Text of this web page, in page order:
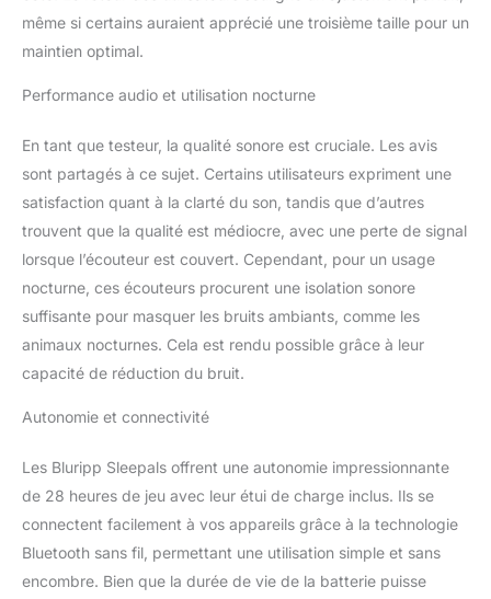
dans l'oreille et résistent
à la transpiration
branchés dans les
réduisent le bruit ambiant
jusqu'à 28 dB. Avec le
streaming de votre
smartphone, ces
écouteurs bloquent
joliment les sons et les
cristallin : équipés de
pilotes de 5 mm et d'une
impédance de 160 hms,
méditations, la musique
et bien plus encore Étui
de chargement facile à
transporter : profitez de
jusqu'à 4,5 heures de
lecture continue sur une
même si certains auraient apprécié une troisième taille pour un
maintien optimal.
Performance audio et utilisation nocturne
En tant que testeur, la qualité sonore est cruciale. Les avis
sont partagés à ce sujet. Certains utilisateurs expriment une
satisfaction quant à la clarté du son, tandis que d’autres
trouvent que la qualité est médiocre, avec une perte de signal
lorsque l’écouteur est couvert. Cependant, pour un usage
nocturne, ces écouteurs procurent une isolation sonore
suffisante pour masquer les bruits ambiants, comme les
animaux nocturnes. Cela est rendu possible grâce à leur
capacité de réduction du bruit.
Autonomie et connectivité
Les Bluripp Sleepals offrent une autonomie impressionnante
de 28 heures de jeu avec leur étui de charge inclus. Ils se
connectent facilement à vos appareils grâce à la technologie
Bluetooth sans fil, permettant une utilisation simple et sans
encombre. Bien que la durée de vie de la batterie puisse